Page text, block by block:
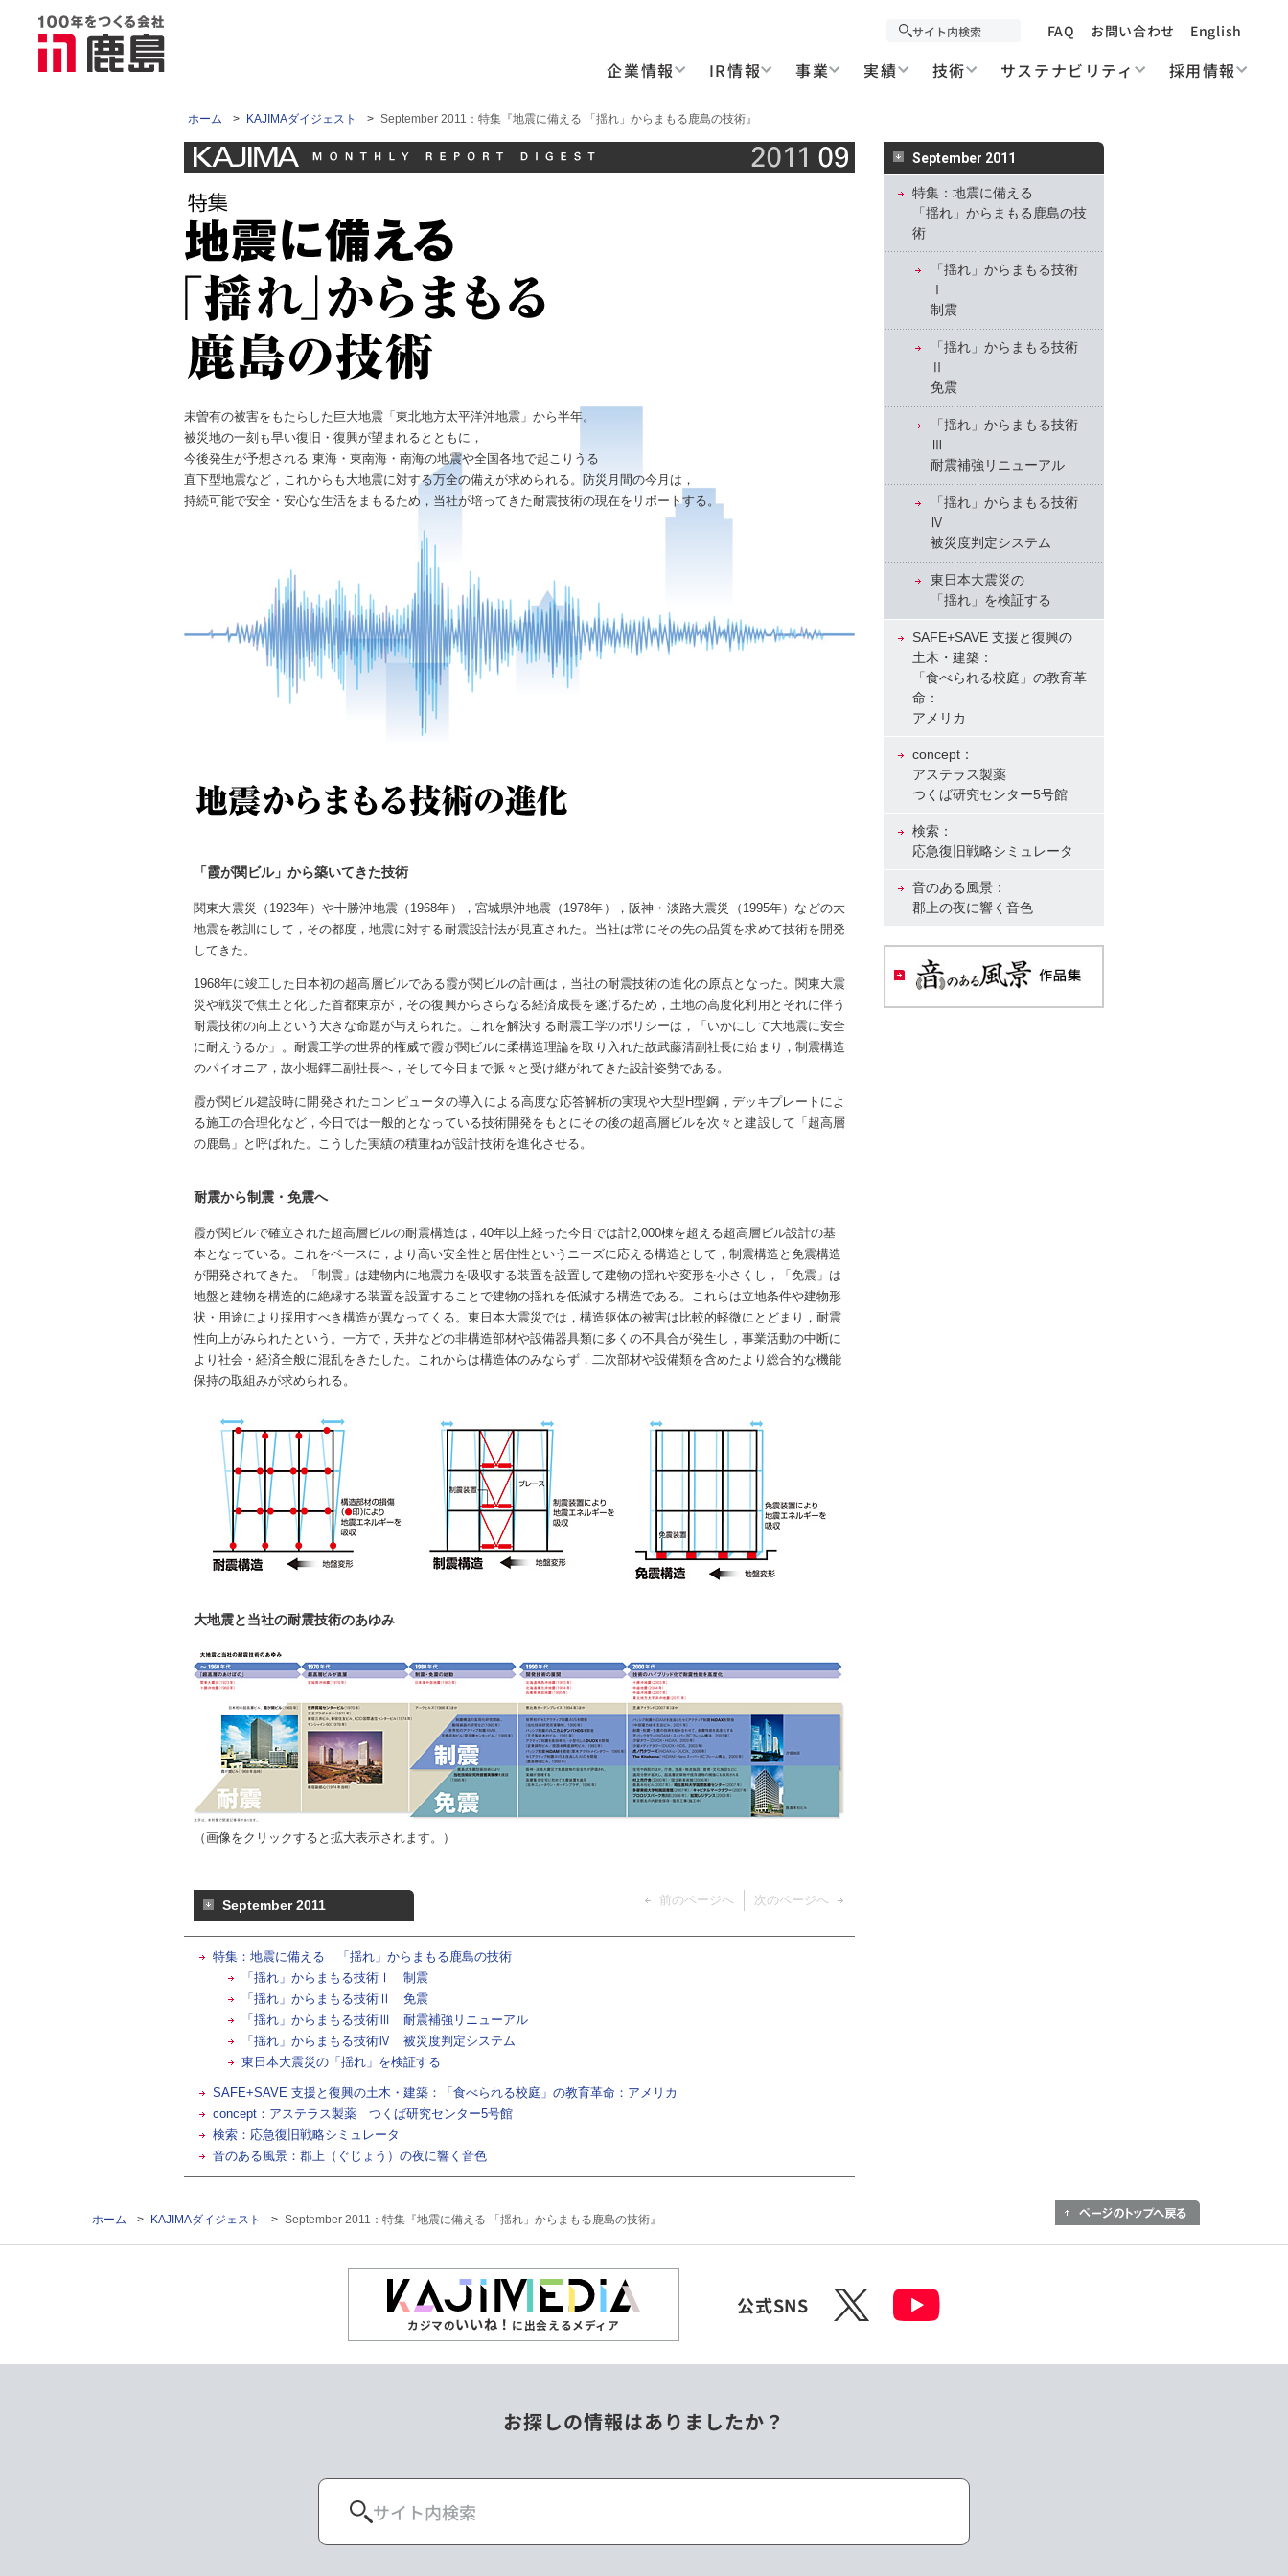
FAQ お問い合わせ English
企業情報 IR情報 事業 実績 技術 サステナビリティ 採用情報
ホーム > KAJIMAダイジェスト > September 2011：特集『地震に備える 「揺れ」からまもる鹿島の技術』
未曽有の被害をもたらした巨大地震「東北地方太平洋沖地震」から半年。
被災地の一刻も早い復旧・復興が望まれるとともに，
今後発生が予想される 東海・東南海・南海の地震や全国各地で起こりうる
直下型地震など，これからも大地震に対する万全の備えが求められる。防災月間の今月は，
持続可能で安全・安心な生活をまもるため，当社が培ってきた耐震技術の現在をリポートする。
「霞が関ビル」から築いてきた技術
関東大震災（1923年）や十勝沖地震（1968年），宮城県沖地震（1978年），阪神・淡路大震災（1995年）などの大
地震を教訓にして，その都度，地震に対する耐震設計法が見直された。当社は常にその先の品質を求めて技術を開発
してきた。
1968年に竣工した日本初の超高層ビルである霞が関ビルの計画は，当社の耐震技術の進化の原点となった。関東大震
災や戦災で焦土と化した首都東京が，その復興からさらなる経済成長を遂げるため，土地の高度化利用とそれに伴う
耐震技術の向上という大きな命題が与えられた。これを解決する耐震工学のポリシーは，「いかにして大地震に安全
に耐えうるか」。耐震工学の世界的権威で霞が関ビルに柔構造理論を取り入れた故武藤清副社長に始まり，制震構造
のパイオニア，故小堀鐸二副社長へ，そして今日まで脈々と受け継がれてきた設計姿勢である。
霞が関ビル建設時に開発されたコンピュータの導入による高度な応答解析の実現や大型H型鋼，デッキプレートによ
る施工の合理化など，今日では一般的となっている技術開発をもとにその後の超高層ビルを次々と建設して「超高層
の鹿島」と呼ばれた。こうした実績の積重ねが設計技術を進化させる。
耐震から制震・免震へ
霞が関ビルで確立された超高層ビルの耐震構造は，40年以上経った今日では計2,000棟を超える超高層ビル設計の基
本となっている。これをベースに，より高い安全性と居住性というニーズに応える構造として，制震構造と免震構造
が開発されてきた。「制震」は建物内に地震力を吸収する装置を設置して建物の揺れや変形を小さくし，「免震」は
地盤と建物を構造的に絶縁する装置を設置することで建物の揺れを低減する構造である。これらは立地条件や建物形
状・用途により採用すべき構造が異なってくる。東日本大震災では，構造躯体の被害は比較的軽微にとどまり，耐震
性向上がみられたという。一方で，天井などの非構造部材や設備器具類に多くの不具合が発生し，事業活動の中断に
より社会・経済全般に混乱をきたした。これからは構造体のみならず，二次部材や設備類を含めたより総合的な機能
保持の取組みが求められる。
大地震と当社の耐震技術のあゆみ
（画像をクリックすると拡大表示されます。）
前のページへ 次のページへ
September 2011
特集：地震に備える 「揺れ」からまもる鹿島の技術
「揺れ」からまもる技術Ⅰ 制震
「揺れ」からまもる技術Ⅱ 免震
「揺れ」からまもる技術Ⅲ 耐震補強リニューアル
「揺れ」からまもる技術Ⅳ 被災度判定システム
東日本大震災の「揺れ」を検証する
SAFE+SAVE 支援と復興の土木・建築：「食べられる校庭」の教育革命：アメリカ
concept：アステラス製薬 つくば研究センター5号館
検索：応急復旧戦略シミュレータ
音のある風景：郡上（ぐじょう）の夜に響く音色
September 2011
特集：地震に備える
「揺れ」からまもる鹿島の技
術
「揺れ」からまもる技術
Ⅰ
制震
「揺れ」からまもる技術
Ⅱ
免震
「揺れ」からまもる技術
Ⅲ
耐震補強リニューアル
「揺れ」からまもる技術
Ⅳ
被災度判定システム
東日本大震災の
「揺れ」を検証する
SAFE+SAVE 支援と復興の
土木・建築：
「食べられる校庭」の教育革
命：
アメリカ
concept：
アステラス製薬
つくば研究センター5号館
検索：
応急復旧戦略シミュレータ
音のある風景：
郡上の夜に響く音色
ホーム > KAJIMAダイジェスト > September 2011：特集『地震に備える 「揺れ」からまもる鹿島の技術』
カジマのいいね！ に出会えるメディア
公式SNS X
お探しの情報はありましたか？